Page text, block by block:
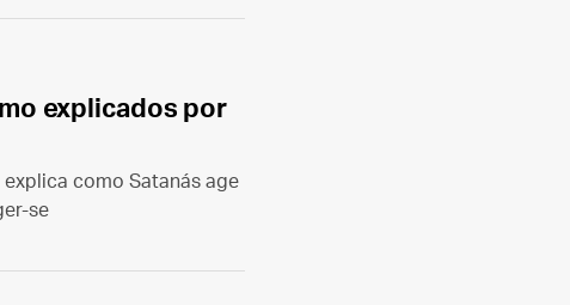
explicados por
como Satanás age
se